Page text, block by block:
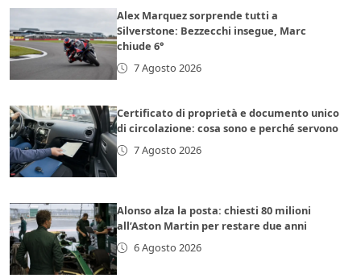
Alex Marquez sorprende tutti a
Silverstone: Bezzecchi insegue, Marc
chiude 6°
7 Agosto 2026
Certificato di proprietà e documento unico
di circolazione: cosa sono e perché servono
7 Agosto 2026
Alonso alza la posta: chiesti 80 milioni
all’Aston Martin per restare due anni
6 Agosto 2026